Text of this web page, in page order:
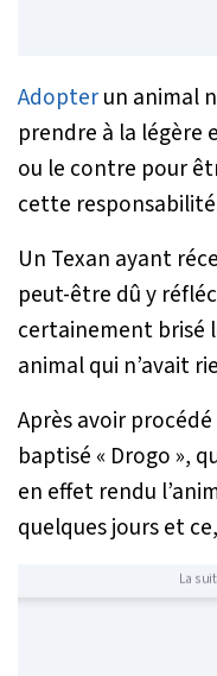
Adopterun animal
prendre à la légère
ou le contre pour
cette
Un Texan ayant
peut-être dû y
certainement brisé
animal qui n’avait
Après avoir
baptisé « Drogo »,
en effet rendu
quelques jours et
La